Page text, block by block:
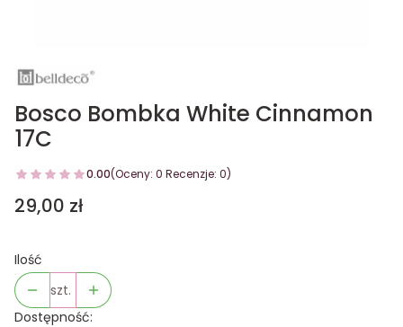
Bosco Bombka White Cinnamon
17C
0.00(Oceny: 0 Recenzje: 0)
Cena
29,00 zł
Ilość
szt.
Dostępność: